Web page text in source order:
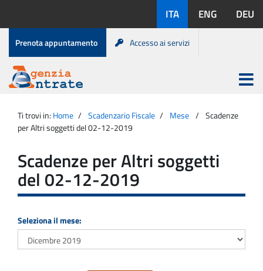
contenuto
disponibili:
ITA ENG DEU
Menu
di
servizio
Prenota appuntamento Accesso ai servizi
Agenzia
Entrate
Apri
menu
principale
Ti trovi in: Home Scadenzario Fiscale Mese
Scadenze
per Altri soggetti del 02-12-2019
Scadenze per Altri soggetti
del 02-12-2019
Seleziona il mese: